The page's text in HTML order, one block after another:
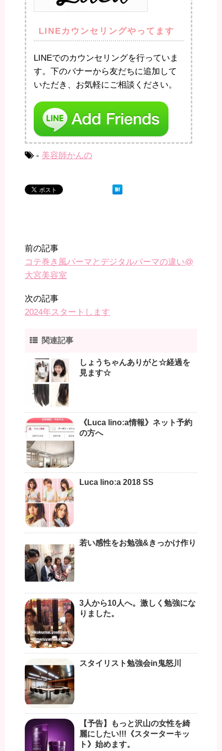
LINEカウンセリングやってます
LINEでのカウンセリングを行っていま
す。下のバナーから友だちに追加して
いただき、お気軽にご相談ください。
- 美容師かんの
前の記事
コテ巻き風パーマとデジタルパーマの違い@
大宮美容室
次の記事
2024年スタートします
関連記事
しょうちゃんありがと☆経過を
見ます☆
《Luca lino:a情報》ネット予約
の方へ
Luca lino:a 2018 SS
若い感性をお勉強&きっかけ作り
3人から10人へ。激しく勉強にな
りました。
スタイリスト勉強会in鬼怒川
【予告】もっと沢山の女性を綺
麗にしたい!!!《スターターキッ
ト》始めます。